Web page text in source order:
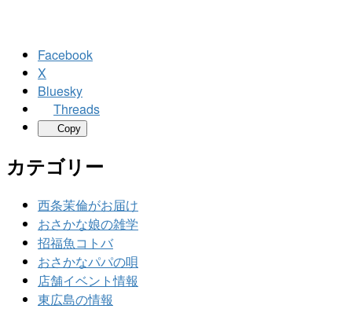
Facebook
X
Bluesky
Threads
Copy
カテゴリー
西条茉倫がお届け
おさかな娘の雑学
招福魚コトバ
おさかなパパの唄
店舗イベント情報
東広島の情報